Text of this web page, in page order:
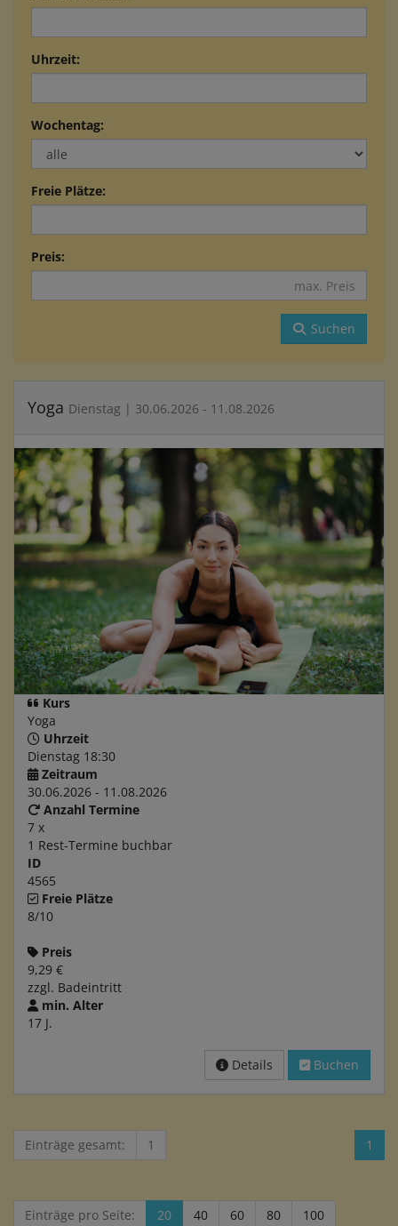
Uhrzeit:
Wochentag:
Freie Plätze:
Preis:
Suchen
Yoga Dienstag | 30.06.2026 - 11.08.2026
Kurs
Yoga
Uhrzeit
Dienstag 18:30
Zeitraum
30.06.2026 - 11.08.2026
Anzahl Termine
7 x
1 Rest-Termine buchbar
ID
4565
Freie Plätze
8/10
Preis
9,29 €
zzgl. Badeintritt
min. Alter
17 J.
Details Buchen
1
Einträge gesamt: 1
Einträge pro Seite: 20 40 60 80 100